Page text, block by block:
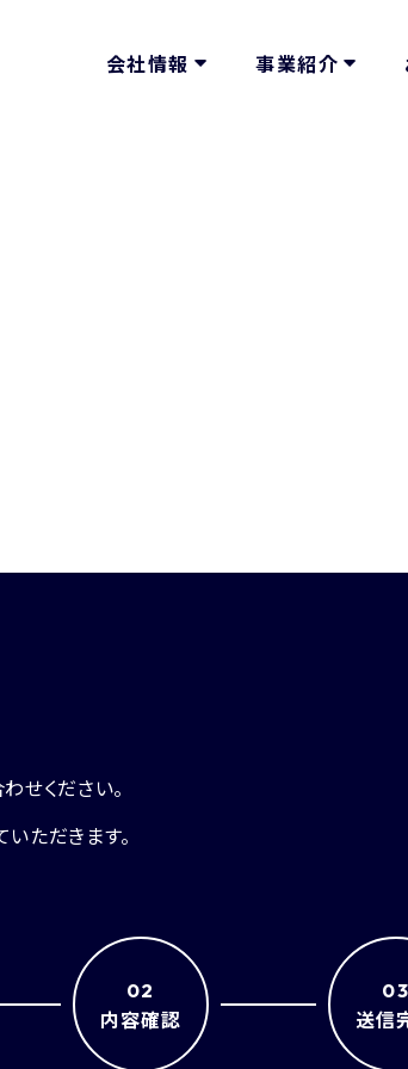
会社情報 事業紹介
せください。
ただきます。
02
内容確認 送信